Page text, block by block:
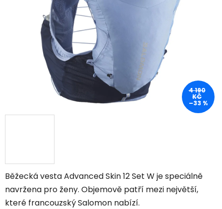
Běžecká vesta Advanced Skin 12 Set W je speciálně
navržena pro ženy. Objemově patří mezi největší,
které francouzský Salomon nabízí.
4 190
KČ
–33 %